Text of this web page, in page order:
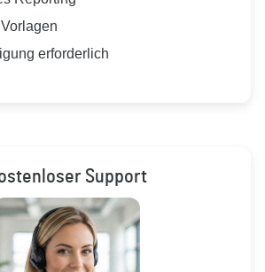
erforderlich
Support